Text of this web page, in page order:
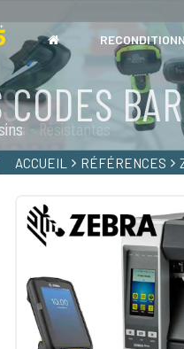
- Résistantes
ACCUEIL RÉFÉRENCES